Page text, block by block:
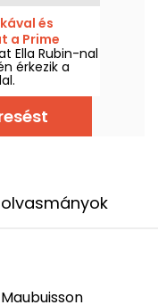
és
a Prime
Ella Rubin-nal
érkezik a